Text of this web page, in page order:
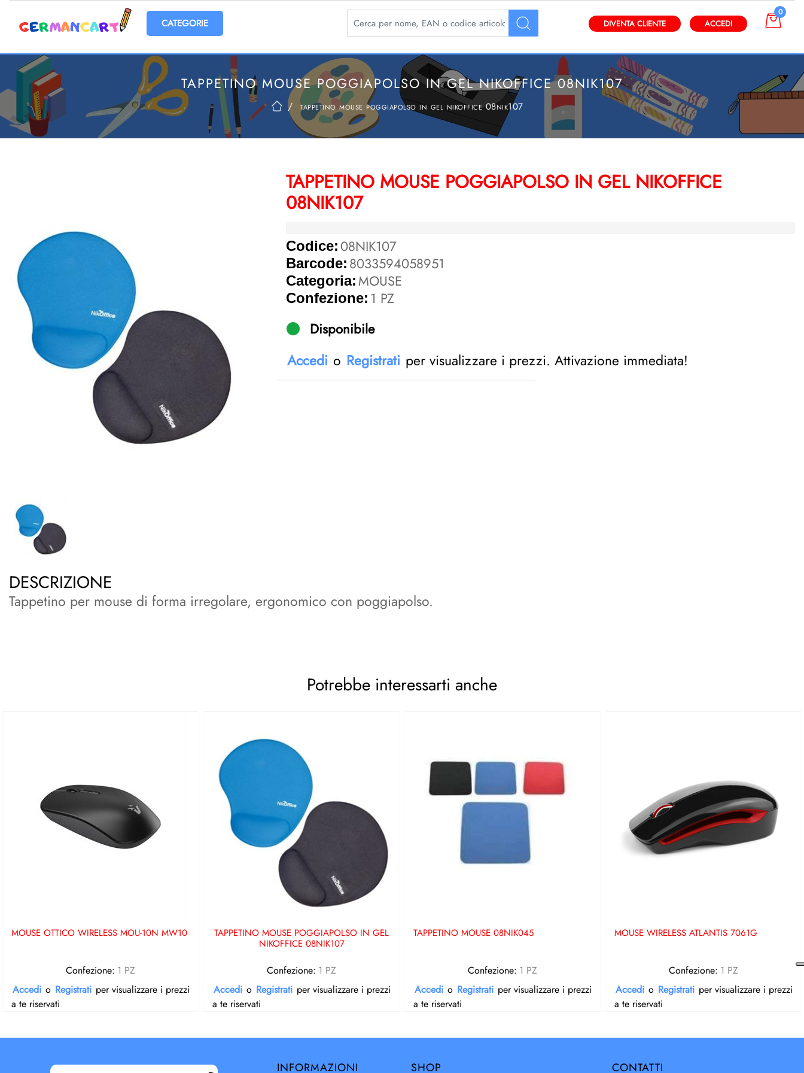
Open menu La modifica di un filtro aggiorna automaticamente gli altri filtri disponibili.
DIVENTA CLIENTE ACCEDI
0
TAPPETINO MOUSE POGGIAPOLSO IN GEL NIKOFFICE 08NIK107
tappetino mouse poggiapolso in gel nikoffice 08nik107
TAPPETINO MOUSE POGGIAPOLSO IN GEL NIKOFFICE
08NIK107
Codice: 08NIK107
Barcode: 8033594058951
Categoria: MOUSE
Confezione: 1 PZ
Disponibile
Accedi o Registrati per visualizzare i prezzi. Attivazione immediata!
DESCRIZIONE
Tappetino per mouse di forma irregolare, ergonomico con poggiapolso.
Potrebbe interessarti anche
MOUSE OTTICO WIRELESS MOU-10N MW10
Confezione: 1 PZ
Accedi o Registrati per visualizzare i prezzi
a te riservati
TAPPETINO MOUSE POGGIAPOLSO IN GEL
NIKOFFICE 08NIK107
Confezione: 1 PZ
Accedi o Registrati per visualizzare i prezzi
a te riservati
TAPPETINO MOUSE 08NIK045
Confezione: 1 PZ
Accedi o Registrati per visualizzare i prezzi
a te riservati
MOUSE WIRELESS ATLANTIS 7061G
Confezione: 1 PZ
Accedi o Registrati per visualizzare i prezzi
a te riservati
INFORMAZIONI SHOP CONTATTI